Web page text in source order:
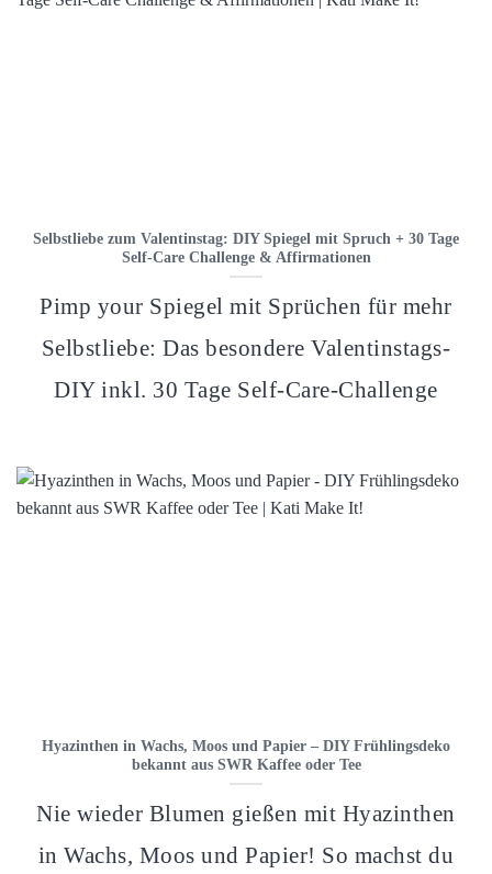
Selbstliebe zum Valentinstag: DIY Spiegel mit Spruch + 30 Tage
Self-Care Challenge & Affirmationen
Pimp your Spiegel mit Sprüchen für mehr
Selbstliebe: Das besondere Valentinstags-
DIY inkl. 30 Tage Self-Care-Challenge
Hyazinthen in Wachs, Moos und Papier – DIY Frühlingsdeko
bekannt aus SWR Kaffee oder Tee
Nie wieder Blumen gießen mit Hyazinthen
in Wachs, Moos und Papier! So machst du